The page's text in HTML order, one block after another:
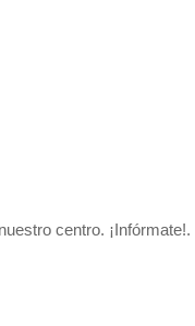
centro. ¡Infórmate!.